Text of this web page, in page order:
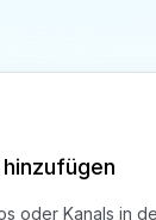
oder Kanals in